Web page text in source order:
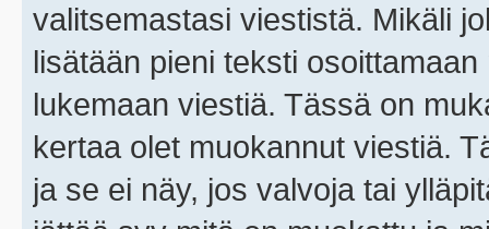
valitsemastasi viestistä. Mikäli
lisätään pieni teksti
lukemaan viestiä. Tässä on
kertaa olet muokannut viestiä.
ja se ei näy, jos valvoja tai